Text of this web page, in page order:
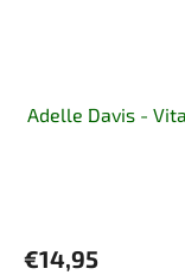
Adelle Davis -
je
€14,95